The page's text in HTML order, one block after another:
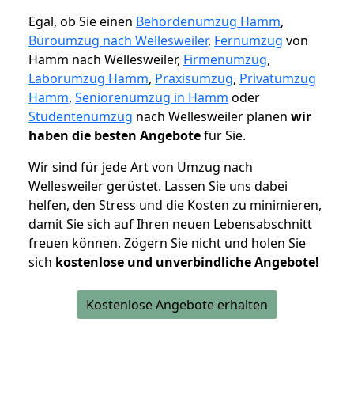
Egal, ob Sie einen Behördenumzug Hamm,
Büroumzug nach Wellesweiler, Fernumzug von
Hamm nach Wellesweiler, Firmenumzug,
Laborumzug Hamm, Praxisumzug, Privatumzug
Hamm, Seniorenumzug in Hamm oder
Studentenumzug nach Wellesweiler planen wir
haben die besten Angebotefür Sie.
Wir sind für jede Art von Umzug nach
Wellesweiler gerüstet. Lassen Sie uns dabei
helfen, den Stress und die Kosten zu minimieren,
damit Sie sich auf Ihren neuen Lebensabschnitt
freuen können. Zögern Sie nicht und holen Sie
sich kostenlose und unverbindliche Angebote!
Kostenlose Angebote erhalten